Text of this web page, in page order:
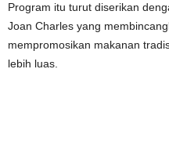
Program itu turut diserikan
Joan Charles yang
mempromosikan makanan
lebih luas.